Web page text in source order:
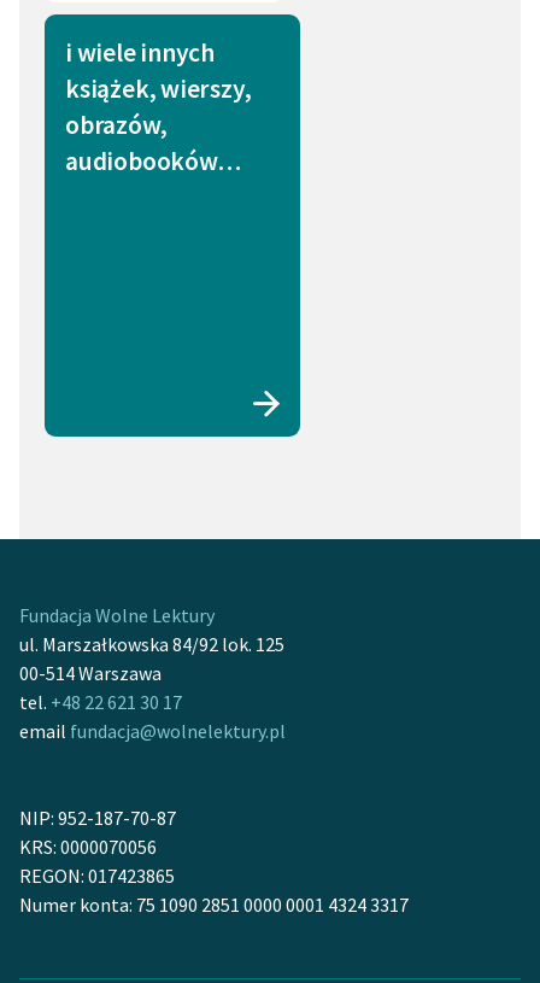
i wiele innych
książek, wierszy,
obrazów,
audiobooków…
Fundacja Wolne Lektury
ul. Marszałkowska 84/92 lok. 125
00-514 Warszawa
tel. +48 22 621 30 17
email fundacja@wolnelektury.pl
NIP: 952-187-70-87
KRS: 0000070056
REGON: 017423865
Numer konta: 75 1090 2851 0000 0001 4324 3317